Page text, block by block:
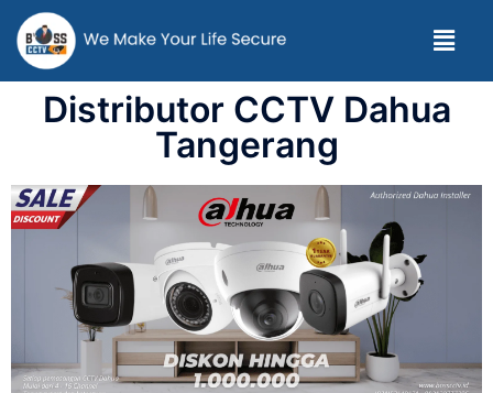
Distributor CCTV Dahua
Tangerang